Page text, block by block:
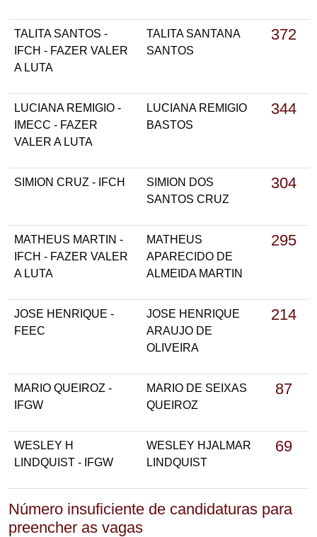
TALITA SANTOS -
IFCH - FAZER VALER
A LUTA
TALITA SANTANA
SANTOS
372
LUCIANA REMIGIO -
IMECC - FAZER
VALER A LUTA
LUCIANA REMIGIO
BASTOS
344
SIMION CRUZ - IFCH
SIMION DOS
SANTOS CRUZ
304
MATHEUS MARTIN -
IFCH - FAZER VALER
A LUTA
MATHEUS
APARECIDO DE
ALMEIDA MARTIN
295
JOSE HENRIQUE -
FEEC
JOSE HENRIQUE
ARAUJO DE
OLIVEIRA
214
MARIO QUEIROZ -
IFGW
MARIO DE SEIXAS
QUEIROZ
87
WESLEY H
LINDQUIST - IFGW
WESLEY HJALMAR
LINDQUIST
69
Número insuficiente de candidaturas para
preencher as vagas